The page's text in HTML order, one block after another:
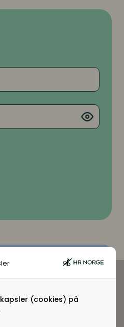
(cookies) på
i HR Norge får alle
og andre